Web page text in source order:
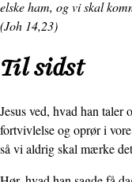
elske ham, og vi skal
(Joh 14,23)
Til sidst
Jesus ved, hvad han
fortvivlelse og oprør i
så vi aldrig skal mærke